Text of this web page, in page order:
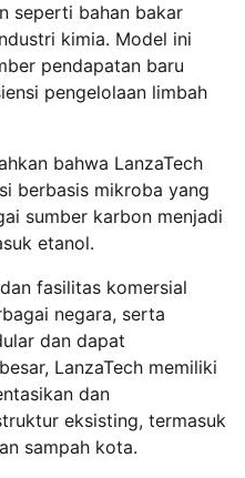
seperti bahan bakar
kimia. Model ini
pendapatan baru
pengelolaan limbah
bahwa LanzaTech
berbasis mikroba yang
sumber karbon menjadi
etanol.
fasilitas komersial
negara, serta
dan dapat
LanzaTech memiliki
dan
eksisting, termasuk
sampah kota.